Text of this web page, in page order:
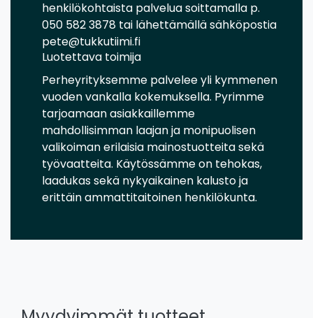
henkilökohtaista palvelua soittamalla p.
050 582 3878 tai lähettämällä sähköpostia
pete@tukkutiimi.fi
Luotettava toimija
Perheyrityksemme palvelee yli kymmenen
vuoden vankalla kokemuksella. Pyrimme
tarjoamaan asiakkaillemme
mahdollisimman laajan ja monipuolisen
valikoiman erilaisia mainostuotteita sekä
työvaatteita. Käytössämme on tehokas,
laadukas sekä nykyaikainen kalusto ja
erittäin ammattitaitoinen henkilökunta.